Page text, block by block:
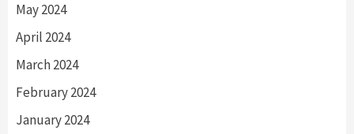
May 2024
April 2024
March 2024
February 2024
January 2024